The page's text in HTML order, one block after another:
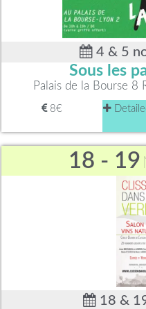
4 & 5
Sous les
Palais de la Bourse 8
8€
18 - 19
18 &